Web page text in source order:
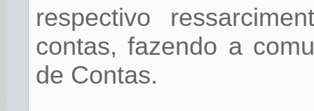
respectivo
contas, fazendo a
de Contas.